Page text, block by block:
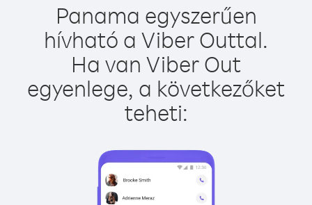
Panama egyszerűen
hívható a Viber Outtal.
Ha van Viber Out
egyenlege, a következőket
teheti: